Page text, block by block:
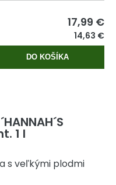
17,99 €
14,63 €
DO KOŠÍKA
1 l
s veľkými plodmi